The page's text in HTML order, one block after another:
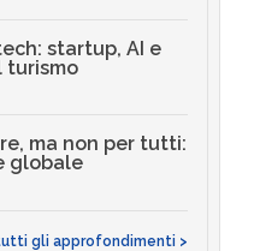
startup, AI e
turismo
ma non per tutti:
globale
gli approfondimenti >